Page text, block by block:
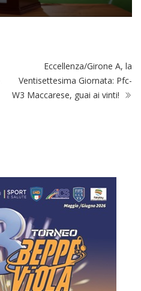
Eccellenza/Girone A, la
Ventisettesima Giornata: Pfc-
W3 Maccarese, guai ai vinti!